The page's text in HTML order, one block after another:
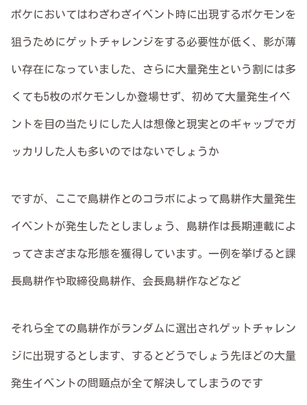
ポケにおいてはわざわざイベント時に出現するポケモンを
狙うためにゲットチャレンジをする必要性が低く、影が薄
い存在になっていました、さらに大量発生という割には多
くても5枚のポケモンしか登場せず、初めて大量発生イベ
ントを目の当たりにした人は想像と現実とのギャップでガ
ッカリした人も多いのではないでしょうか
ですが、ここで島耕作とのコラボによって島耕作大量発生
イベントが発生したとしましょう、島耕作は長期連載によ
ってさまざまな形態を獲得しています。一例を挙げると課
長島耕作や取締役島耕作、会長島耕作などなど
それら全ての島耕作がランダムに選出されゲットチャレン
ジに出現するとします、するとどうでしょう先ほどの大量
発生イベントの問題点が全て解決してしまうのです